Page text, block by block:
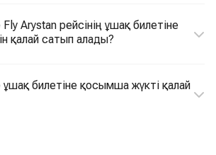
Arystan рейсінің ұшақ билетіне
қалай сатып алады?
қосымша жүкті қалай